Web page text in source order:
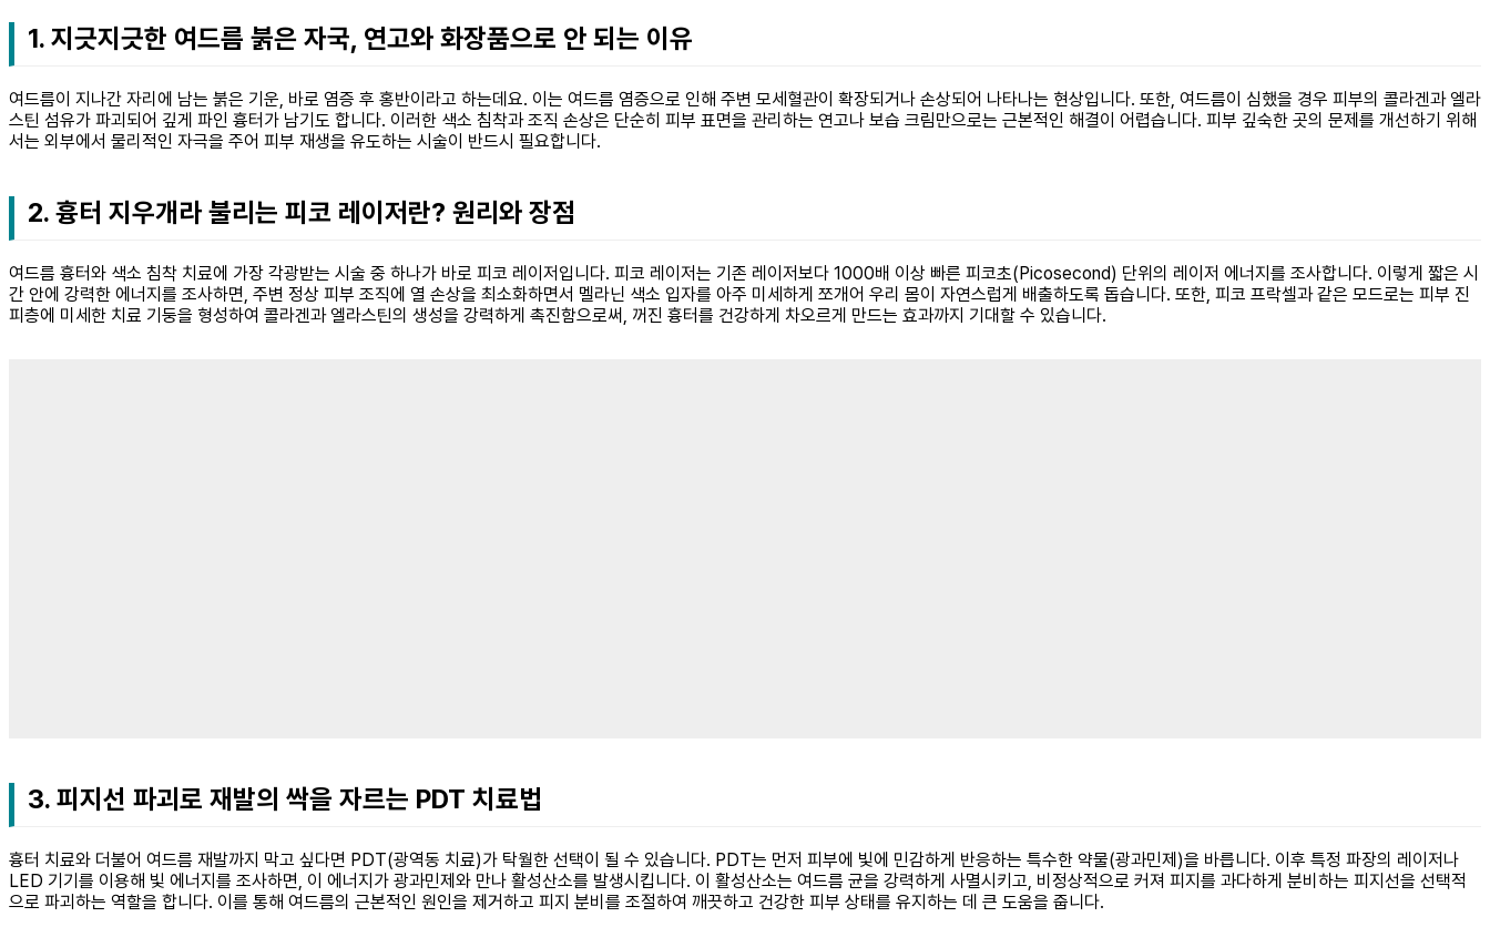
1. 지긋지긋한 여드름 붉은 자국, 연고와 화장품으로 안 되는 이유
여드름이 지나간 자리에 남는 붉은 기운, 바로 염증 후 홍반이라고 하는데요. 이는 여드름 염증으로 인해 주변 모세혈관이 확장되거나 손상되어 나타나는 현상입니다. 또한, 여드름이 심했을 경우 피부의 콜라겐과 엘라
스틴 섬유가 파괴되어 깊게 파인 흉터가 남기도 합니다. 이러한 색소 침착과 조직 손상은 단순히 피부 표면을 관리하는 연고나 보습 크림만으로는 근본적인 해결이 어렵습니다. 피부 깊숙한 곳의 문제를 개선하기 위해
서는 외부에서 물리적인 자극을 주어 피부 재생을 유도하는 시술이 반드시 필요합니다.
2. 흉터 지우개라 불리는 피코 레이저란? 원리와 장점
여드름 흉터와 색소 침착 치료에 가장 각광받는 시술 중 하나가 바로 피코 레이저입니다. 피코 레이저는 기존 레이저보다 1000배 이상 빠른 피코초(Picosecond) 단위의 레이저 에너지를 조사합니다. 이렇게 짧은 시
간 안에 강력한 에너지를 조사하면, 주변 정상 피부 조직에 열 손상을 최소화하면서 멜라닌 색소 입자를 아주 미세하게 쪼개어 우리 몸이 자연스럽게 배출하도록 돕습니다. 또한, 피코 프락셀과 같은 모드로는 피부 진
피층에 미세한 치료 기둥을 형성하여 콜라겐과 엘라스틴의 생성을 강력하게 촉진함으로써, 꺼진 흉터를 건강하게 차오르게 만드는 효과까지 기대할 수 있습니다.
3. 피지선 파괴로 재발의 싹을 자르는 PDT 치료법
흉터 치료와 더불어 여드름 재발까지 막고 싶다면 PDT(광역동 치료)가 탁월한 선택이 될 수 있습니다. PDT는 먼저 피부에 빛에 민감하게 반응하는 특수한 약물(광과민제)을 바릅니다. 이후 특정 파장의 레이저나
LED 기기를 이용해 빛 에너지를 조사하면, 이 에너지가 광과민제와 만나 활성산소를 발생시킵니다. 이 활성산소는 여드름 균을 강력하게 사멸시키고, 비정상적으로 커져 피지를 과다하게 분비하는 피지선을 선택적
으로 파괴하는 역할을 합니다. 이를 통해 여드름의 근본적인 원인을 제거하고 피지 분비를 조절하여 깨끗하고 건강한 피부 상태를 유지하는 데 큰 도움을 줍니다.